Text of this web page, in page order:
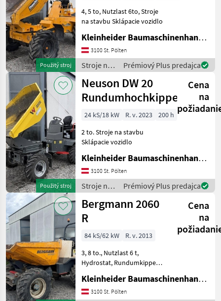
Použitý stroj
4, 5 to, Nutzlast 6to, Stroje
na stavbu Sklápacie vozidlo
Kleinheider Baumaschinenhandel GmbH.
3100 St. Pölten
Stroje na
stavbu /
Thwaites
Prémiový Plus predajca
Použitý stroj
Neuson DW 20
Rundumhochkipper
Cena
na
24 kS/18 kW R. v. 2023
200 h
2 to. Stroje na stavbu
Sklápacie vozidlo
Kleinheider Baumaschinenhandel GmbH.
3100 St. Pölten
Stroje na
stavbu /
Neuson
Prémiový Plus predajca
Bergmann 2060
R
Cena
na
84 kS/62 kW
R. v. 2013
3, 8 to., Nutzlast 6 t,
Hydrostat, Rundumkipper
vozidlo
Kleinheider Baumaschinenhandel GmbH.
3100 St. Pölten